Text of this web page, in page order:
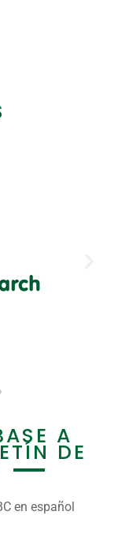
A
DE
en español